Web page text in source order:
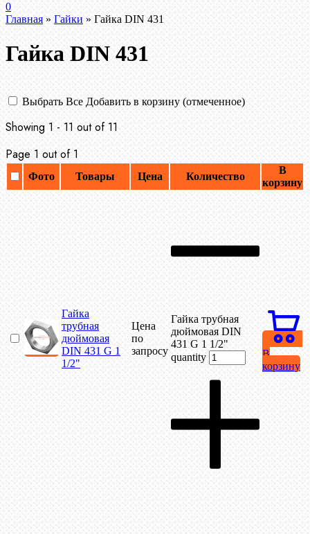
0
Главная » Гайки » Гайка DIN 431
Гайка DIN 431
Выбрать Все Добавить в корзину (отмеченное)
Showing 1 - 11 out of 11
Page 1 out of 1
Фото Товары Цена Количество
В
корзину
Гайка
трубная
дюймовая
DIN 431 G 1
1/2"
Цена
по
запросу
Гайка трубная
дюймовая DIN
431 G 1 1/2"
quantity
В
корзину